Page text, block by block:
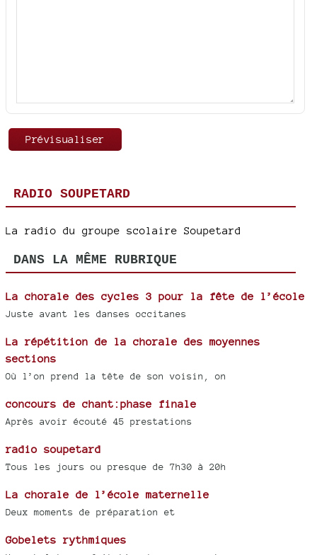
RADIO SOUPETARD
La radio du groupe scolaire Soupetard
DANS LA MÊME RUBRIQUE
La chorale des cycles 3 pour la fête de l’école
Juste avant les danses occitanes
La répétition de la chorale des moyennes
sections
Où l’on prend la tête de son voisin, on
concours de chant:phase finale
Après avoir écouté 45 prestations
radio soupetard
Tous les jours ou presque de 7h30 à 20h
La chorale de l’école maternelle
Deux moments de préparation et
Gobelets rythmiques